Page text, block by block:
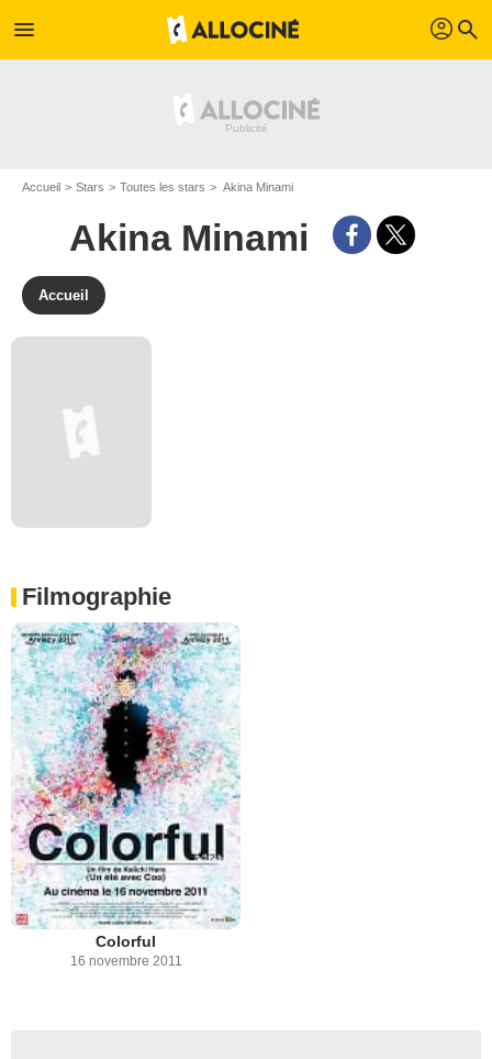
menu profil search
Accueil Stars Toutes les stars Akina Minami
Akina Minami
Accueil
Filmographie
Colorful
16 novembre 2011